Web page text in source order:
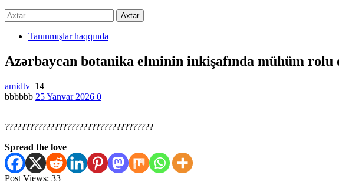
Axtarış:
Tanınmışlar haqqında
Azərbaycan botanika elminin inkişafında mühüm
amidtv 14
bbbbbb 25 Yanvar 2026 0
????????????????????????????????????
Spread the love
Post Views: 33